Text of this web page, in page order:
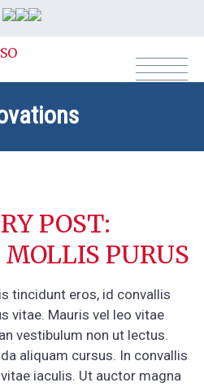
POST:
PURUS
tincidunt eros, id convallis
vitae. Mauris vel leo vitae
vestibulum non ut lectus.
aliquam cursus. In convallis
iaculis. Ut auctor magna